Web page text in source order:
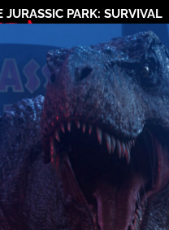
JURASSIC PARK: SURVIVAL